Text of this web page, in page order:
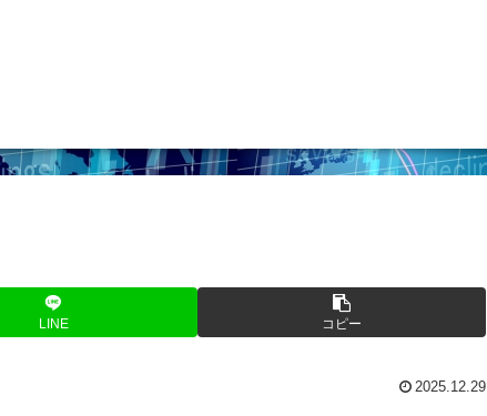
LINE コピー
2025.12.29